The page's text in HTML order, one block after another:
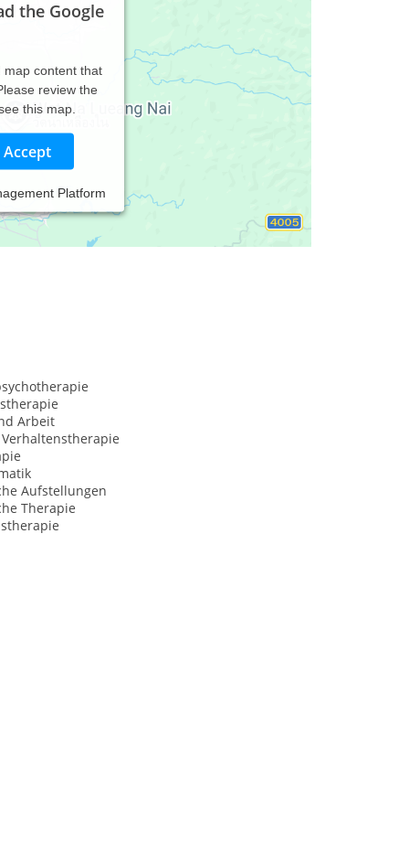
the Google
map content that
review the
this map.
Accept
Platform
Arbeit
Aufstellungen
Therapie